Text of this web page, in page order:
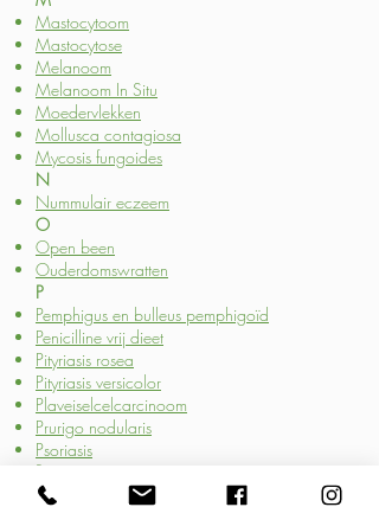
Mastocytoom
Mastocytose
Melanoom
Melanoom In Situ
Moedervlekken
Mollusca contagiosa
Mycosis fungoides
N
Nummulair eczeem
O
Open been
Ouderdomswratten
P
Pemphigus en bulleus pemphigoïd
Penicilline vrij dieet
Pityriasis rosea
Pityriasis versicolor
Plaveiselcelcarcinoom
Prurigo nodularis
Psoriasis
R
Rosacea